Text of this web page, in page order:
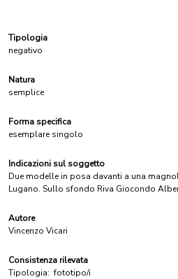
Tipologia
negativo
Natura
semplice
Forma specifica
esemplare singolo
Indicazioni sul soggetto
Due modelle in posa davanti a una
Lugano. Sullo sfondo Riva Giocondo
Autore
Vincenzo Vicari
Consistenza rilevata
Tipologia: fototipo/i